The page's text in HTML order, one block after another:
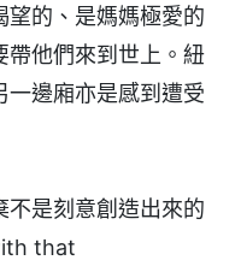
望的、是媽媽極愛的
帶他們來到世上。紐
一邊廂亦是感到遭受
不是刻意創造出來的
that